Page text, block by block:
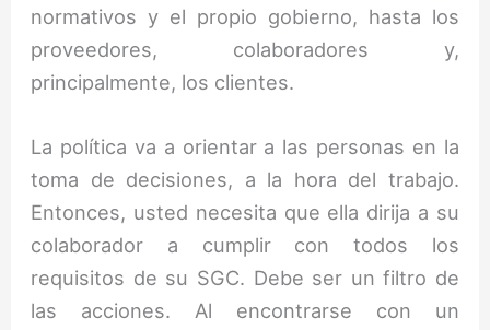
normativos y el propio gobierno, hasta los
proveedores, colaboradores y,
principalmente, los clientes.
La política va a orientar a las personas en la
toma de decisiones, a la hora del trabajo.
Entonces, usted necesita que ella dirija a su
colaborador a cumplir con todos los
requisitos de su SGC. Debe ser un filtro de
las acciones. Al encontrarse con un